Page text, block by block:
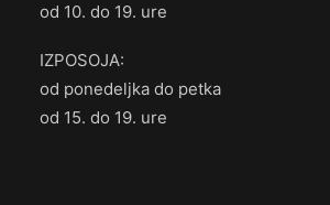
od 10. do 19. ure
IZPOSOJA:
od ponedeljka do petka
od 15. do 19. ure